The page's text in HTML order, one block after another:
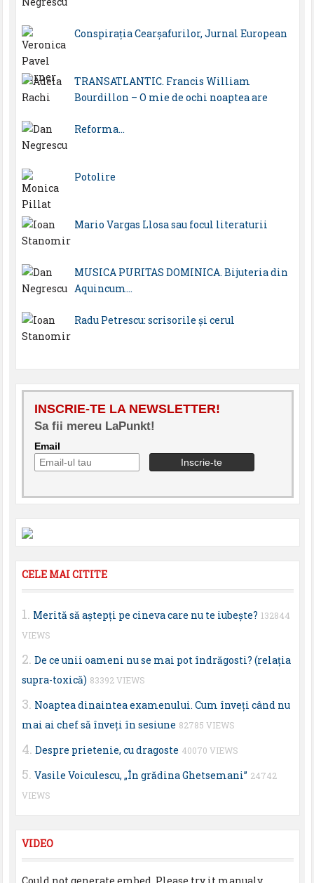
Conspirația Cearșafurilor, Jurnal European
TRANSATLANTIC. Francis William
Bourdillon – O mie de ochi noaptea are
Reforma…
Potolire
Mario Vargas Llosa sau focul literaturii
MUSICA PURITAS DOMINICA. Bijuteria din
Aquincum…
Radu Petrescu: scrisorile şi cerul
INSCRIE-TE LA NEWSLETTER!
Sa fii mereu LaPunkt!
Email
CELE MAI CITITE
Merită să aştepţi pe cineva care nu te iubeşte? 132844
VIEWS
De ce unii oameni nu se mai pot îndrăgosti? (relaţia
supra-toxică) 83392 VIEWS
Noaptea dinaintea examenului. Cum înveţi când nu
mai ai chef să înveţi în sesiune 82785 VIEWS
Despre prietenie, cu dragoste 40070 VIEWS
Vasile Voiculescu, „În grădina Ghetsemani” 24742
VIEWS
VIDEO